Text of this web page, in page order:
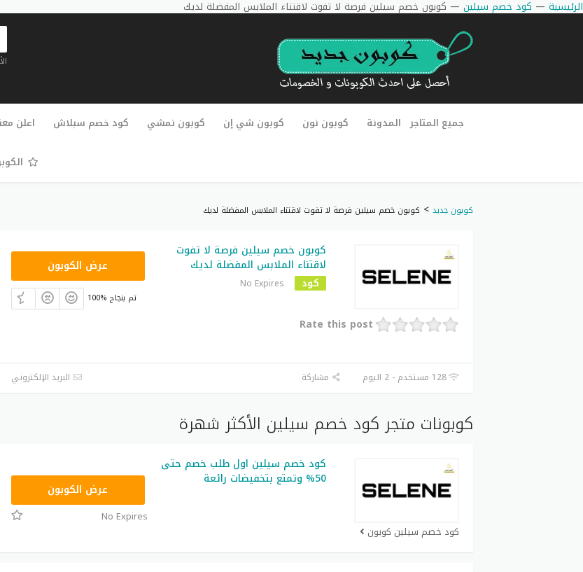
الرئيسية — كود خصم سيلين — كوبون خصم سيلين فرصة لا تفوت لاقتناء الملابس المفضلة لديك
جميع المتاجر المدونة كوبون نون كوبون شي إن كوبون نمشي كود خصم سبلاش اعلن
كوبون جديد > كوبون خصم سيلين فرصة لا تفوت لاقتناء الملابس المفضلة لديك
كوبون خصم سيلين فرصة لا تفوت
لاقتناء الملابس المفضلة لديك
كود No Expires
عرض الكوبون
100% تم بنجاح
Rate this post
128 مستخدم - 2 اليوم مشاركة البريد الإلكتروني
كوبونات متجر كود خصم سيلين الأكثر شهرة
كود خصم سيلين كوبون
كود خصم سيلين اول طلب خصم حتى
50% وتمتع بتخفيضات رائعة
عرض الكوبون
No Expires